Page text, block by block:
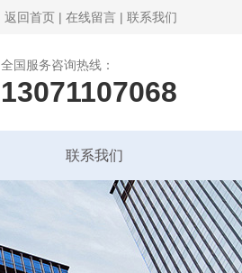
返回首页 | 在线留言 | 联系我们
全国服务咨询热线：
13071107068
联系我们